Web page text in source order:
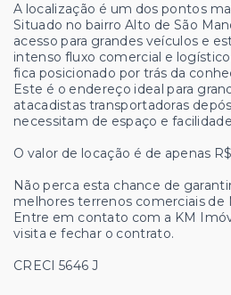
A localização é um dos pontos
Situado no bairro Alto de São
acesso para grandes veículos e
intenso fluxo comercial e
fica posicionado por trás da
Este é o endereço ideal para
atacadistas transportadoras
necessitam de espaço e
O valor de locação é de apenas
Não perca esta chance de
melhores terrenos comerciais de
Entre em contato com a KM
visita e fechar o contrato.
CRECI 5646 J